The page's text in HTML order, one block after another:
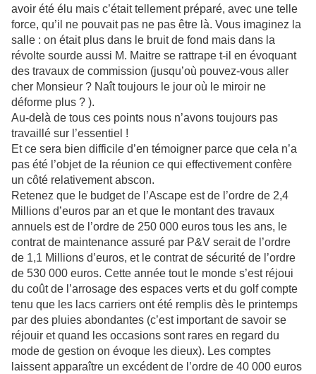
avoir été élu mais c’était tellement préparé, avec une telle
force, qu’il ne pouvait pas ne pas être là. Vous imaginez la
salle : on était plus dans le bruit de fond mais dans la
révolte sourde aussi M. Maitre se rattrape t-il en évoquant
des travaux de commission (jusqu’où pouvez-vous aller
cher Monsieur ? Naît toujours le jour où le miroir ne
déforme plus ? ).
Au-delà de tous ces points nous n’avons toujours pas
travaillé sur l’essentiel !
Et ce sera bien difficile d’en témoigner parce que cela n’a
pas été l’objet de la réunion ce qui effectivement confère
un côté relativement abscon.
Retenez que le budget de l’Ascape est de l’ordre de 2,4
Millions d’euros par an et que le montant des travaux
annuels est de l’ordre de 250 000 euros tous les ans, le
contrat de maintenance assuré par P&V serait de l’ordre
de 1,1 Millions d’euros, et le contrat de sécurité de l’ordre
de 530 000 euros. Cette année tout le monde s’est réjoui
du coût de l’arrosage des espaces verts et du golf compte
tenu que les lacs carriers ont été remplis dès le printemps
par des pluies abondantes (c’est important de savoir se
réjouir et quand les occasions sont rares en regard du
mode de gestion on évoque les dieux). Les comptes
laissent apparaître un excédent de l’ordre de 40 000 euros